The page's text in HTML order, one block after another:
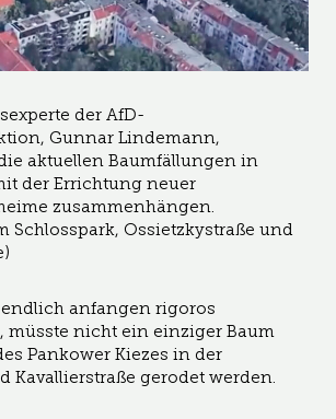
der AfD-
Gunnar Lindemann,
aktuellen Baumfällungen in
der Errichtung neuer
zusammenhängen.
Schlosspark, Ossietzkystraße und
endlich anfangen rigoros
müsste nicht ein einziger Baum
Pankower Kiezes in der
Kavallierstraße gerodet werden.